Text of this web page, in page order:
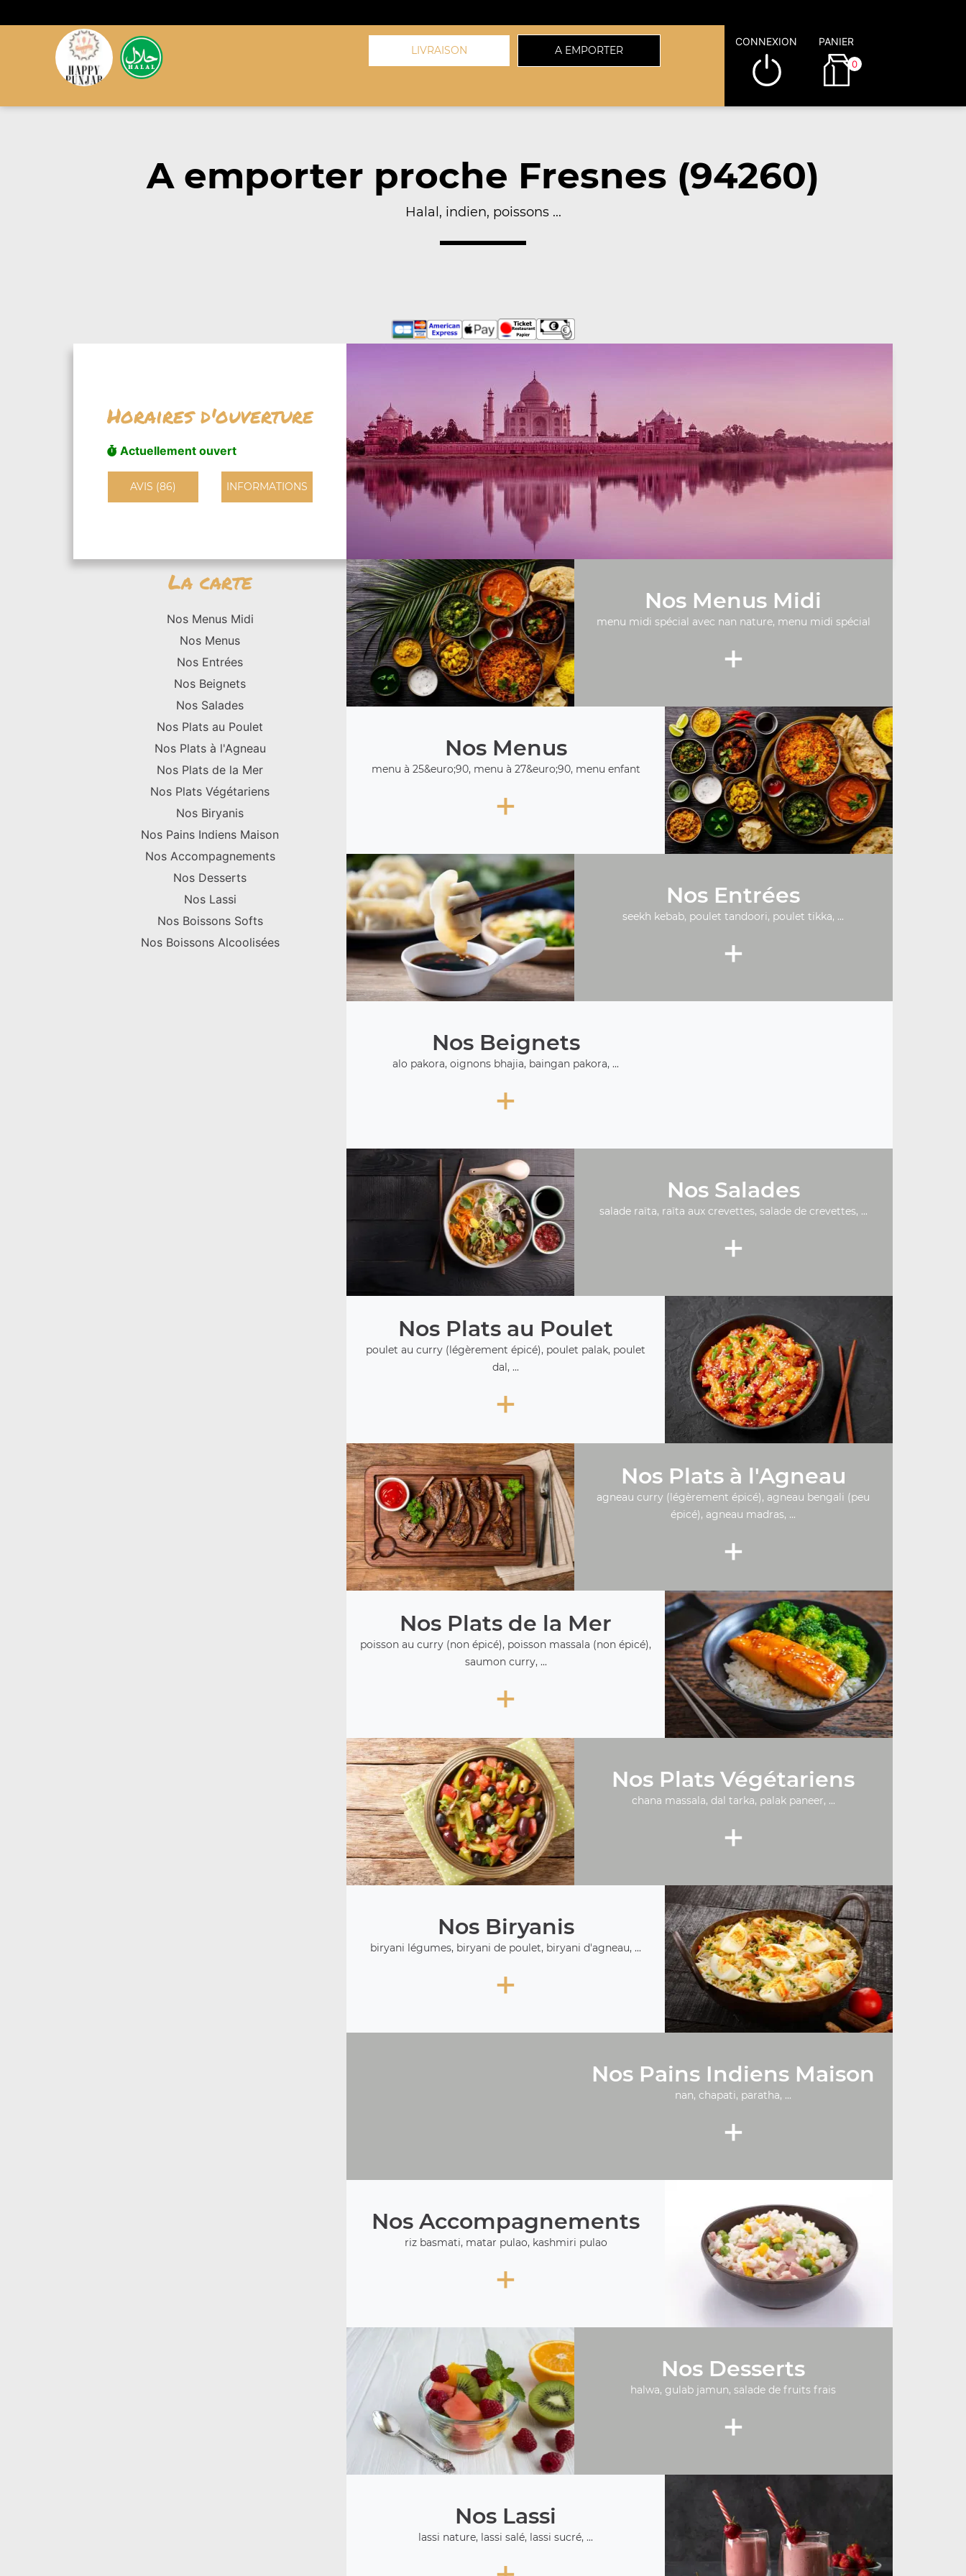
LIVRAISON A EMPORTER
CONNEXION PANIER
0
A emporter proche Fresnes (94260)
Halal, indien, poissons ...
Horaires d'ouverture
Actuellement ouvert
AVIS (86) INFORMATIONS
La carte
Nos Menus Midi
Nos Menus
Nos Entrées
Nos Beignets
Nos Salades
Nos Plats au Poulet
Nos Plats à l'Agneau
Nos Plats de la Mer
Nos Plats Végétariens
Nos Biryanis
Nos Pains Indiens Maison
Nos Accompagnements
Nos Desserts
Nos Lassi
Nos Boissons Softs
Nos Boissons Alcoolisées
Nos Menus Midi
menu midi spécial avec nan nature, menu midi spécial
+
Nos Menus
menu à 25&euro;90, menu à 27&euro;90, menu enfant
+
Nos Entrées
seekh kebab, poulet tandoori, poulet tikka, ...
+
Nos Beignets
alo pakora, oignons bhajia, baingan pakora, ...
+
Nos Salades
salade raïta, raïta aux crevettes, salade de crevettes, ...
+
Nos Plats au Poulet
poulet au curry (légèrement épicé), poulet palak, poulet
dal, ...
+
Nos Plats à l'Agneau
agneau curry (légèrement épicé), agneau bengali (peu
épicé), agneau madras, ...
+
Nos Plats de la Mer
poisson au curry (non épicé), poisson massala (non épicé),
saumon curry, ...
+
Nos Plats Végétariens
chana massala, dal tarka, palak paneer, ...
+
Nos Biryanis
biryani légumes, biryani de poulet, biryani d'agneau, ...
+
Nos Pains Indiens Maison
nan, chapati, paratha, ...
+
Nos Accompagnements
riz basmati, matar pulao, kashmiri pulao
+
Nos Desserts
halwa, gulab jamun, salade de fruits frais
+
Nos Lassi
lassi nature, lassi salé, lassi sucré, ...